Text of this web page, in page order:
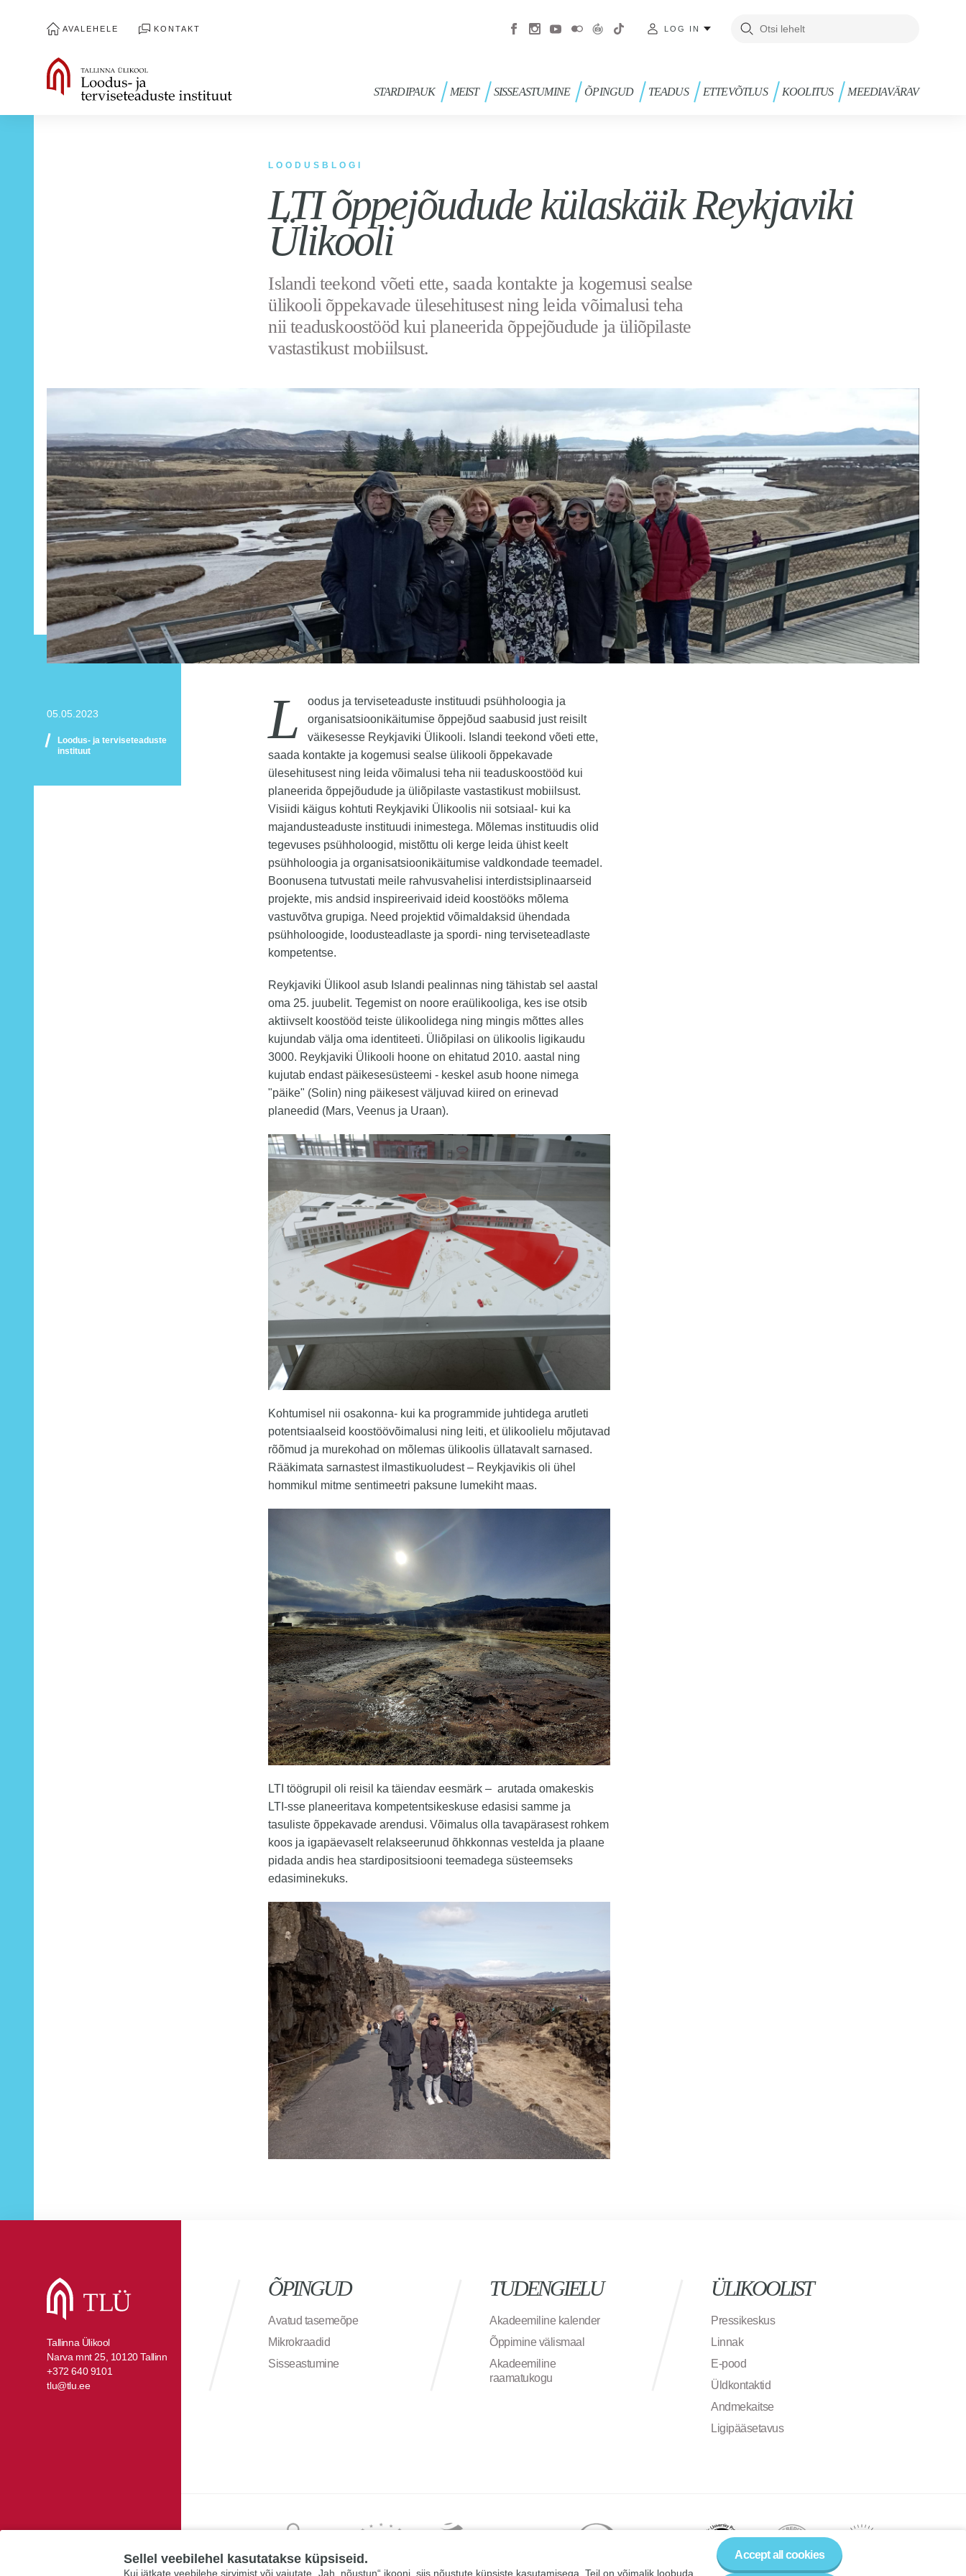
AVALEHELE KONTAKT LOG IN
STARDIPAUK MEIST SISSEASTUMINE ÕPINGUD TEADUS ETTEVÕTLUS KOOLITUS MEEDIAVÄRAV
LOODUSBLOGI
LTI õppejõudude külaskäik Reykjaviki
Ülikooli
Islandi teekond võeti ette, saada kontakte ja kogemusi sealse
ülikooli õppekavade ülesehitusest ning leida võimalusi teha
nii teaduskoostööd kui planeerida õppejõudude ja üliõpilaste
vastastikust mobiilsust.
05.05.2023
Loodus- ja terviseteaduste
instituut
L
oodus ja terviseteaduste instituudi psühholoogia ja
organisatsioonikäitumise õppejõud saabusid just reisilt
väikesesse Reykjaviki Ülikooli. Islandi teekond võeti ette,
saada kontakte ja kogemusi sealse ülikooli õppekavade
ülesehitusest ning leida võimalusi teha nii teaduskoostööd kui
planeerida õppejõudude ja üliõpilaste vastastikust mobiilsust.
Visiidi käigus kohtuti Reykjaviki Ülikoolis nii sotsiaal- kui ka
majandusteaduste instituudi inimestega. Mõlemas instituudis olid
tegevuses psühholoogid, mistõttu oli kerge leida ühist keelt
psühholoogia ja organisatsioonikäitumise valdkondade teemadel.
Boonusena tutvustati meile rahvusvahelisi interdistsiplinaarseid
projekte, mis andsid inspireerivaid ideid koostööks mõlema
vastuvõtva grupiga. Need projektid võimaldaksid ühendada
psühholoogide, loodusteadlaste ja spordi- ning terviseteadlaste
kompetentse.
Reykjaviki Ülikool asub Islandi pealinnas ning tähistab sel aastal
oma 25. juubelit. Tegemist on noore eraülikooliga, kes ise otsib
aktiivselt koostööd teiste ülikoolidega ning mingis mõttes alles
kujundab välja oma identiteeti. Üliõpilasi on ülikoolis ligikaudu
3000. Reykjaviki Ülikooli hoone on ehitatud 2010. aastal ning
kujutab endast päikesesüsteemi - keskel asub hoone nimega
"päike" (Solin) ning päikesest väljuvad kiired on erinevad
planeedid (Mars, Veenus ja Uraan).
Kohtumisel nii osakonna- kui ka programmide juhtidega arutleti
potentsiaalseid koostöövõimalusi ning leiti, et ülikoolielu mõjutavad
rõõmud ja murekohad on mõlemas ülikoolis üllatavalt sarnased.
Rääkimata sarnastest ilmastikuoludest – Reykjavikis oli ühel
hommikul mitme sentimeetri paksune lumekiht maas.
LTI töögrupil oli reisil ka täiendav eesmärk – arutada omakeskis
LTI-sse planeeritava kompetentsikeskuse edasisi samme ja
tasuliste õppekavade arendusi. Võimalus olla tavapärasest rohkem
koos ja igapäevaselt relakseerunud õhkkonnas vestelda ja plaane
pidada andis hea stardipositsiooni teemadega süsteemseks
edasiminekuks.
Tallinna Ülikool
Narva mnt 25, 10120 Tallinn
+372 640 9101
tlu@tlu.ee
ÕPINGUD
Avatud tasemeõpe
Mikrokraadid
Sisseastumine
TUDENGIELU
Akadeemiline kalender
Õppimine välismaal
Akadeemiline
raamatukogu
ÜLIKOOLIST
Pressikeskus
Linnak
E-pood
Üldkontaktid
Andmekaitse
Ligipääsetavus
Sellel veebilehel kasutatakse küpsiseid.
Kui jätkate veebilehe sirvimist või vajutate „Jah, nõustun“ ikooni, siis nõustute küpsiste kasutamisega. Teil on võimalik loobuda
Accept all cookies